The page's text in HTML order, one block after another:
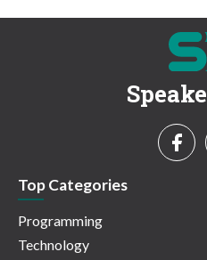
Top Categories
Programming
Technology